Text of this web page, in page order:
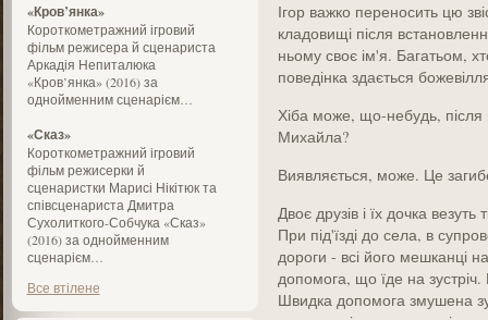
«Кров’янка»
Короткометражний ігровий
фільм режисера й сценариста
Аркадія Непиталюка
«Кров’янка» (2016) за
однойменним сценарієм…
«Сказ»
Короткометражний ігровий
фільм режисерки й
сценаристки Марисі Нікітюк та
співсценариста Дмитра
Сухолиткого-Собчука «Сказ»
(2016) за однойменним
сценарієм…
Все втілене
Ігор важко переносить цю
кладовищі після
ньому своє ім'я. Багатьом,
поведінка здається
Хіба може, що-небудь, після
Михайла?
Виявляється, може. Це
Двоє друзів і їх дочка
При під'їзді до села, в
дороги - всі його мешканці
допомога, що їде на
Швидка допомога змушена